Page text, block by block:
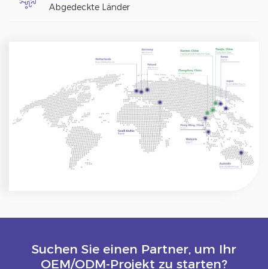
Abgedeckte Länder
Suchen Sie einen Partner, um Ihr
OEM/ODM-Projekt zu starten?